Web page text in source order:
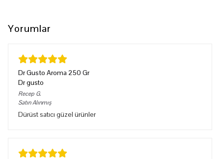
Yorumlar
Dr Gusto Aroma 250 Gr
Dr gusto
Recep G.
Satın Alınmış
Dürüst satıcı güzel ürünler